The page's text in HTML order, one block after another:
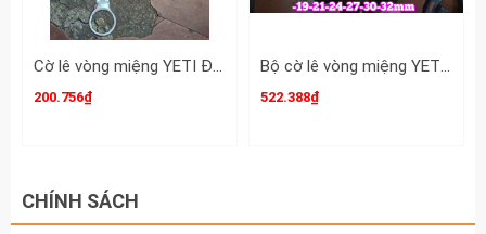
Cờ lê vòng miệng YETI Đầu Búa 35mm dài 386mm YETI-32035H
200.756₫
Bộ cờ lê vòng miệng YETI đầu búa 14 chi tiết 10-32mm YETI-32202A
522.388₫
CHÍNH SÁCH